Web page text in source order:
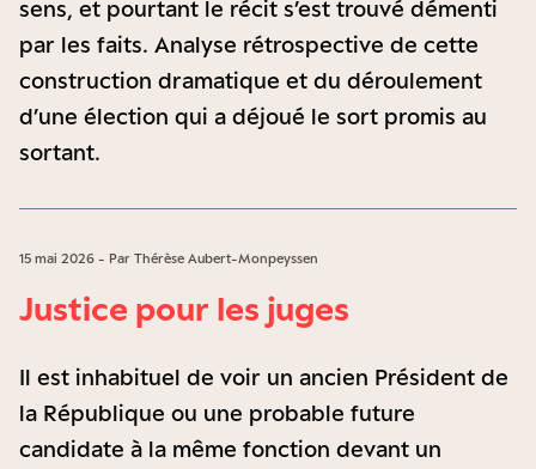
sens, et pourtant le récit s’est trouvé démenti
par les faits. Analyse rétrospective de cette
construction dramatique et du déroulement
d’une élection qui a déjoué le sort promis au
sortant.
15 mai 2026 - Par Thérèse Aubert-Monpeyssen
Justice pour les juges
Il est inhabituel de voir un ancien Président de
la République ou une probable future
candidate à la même fonction devant un